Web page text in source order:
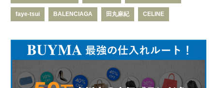
faye-tsui BALENCIAGA 田丸麻紀 CELINE